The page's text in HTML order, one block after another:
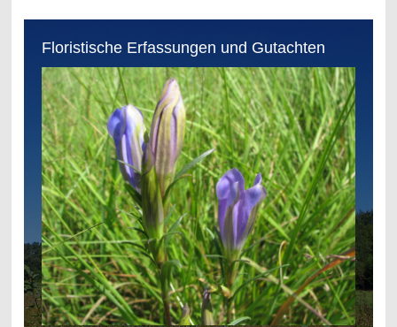
Floristische Erfassungen und Gutachten